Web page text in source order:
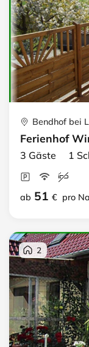
Bendhof bei
Ferienhof
3 Gäste 1
ab 51 € pro
2